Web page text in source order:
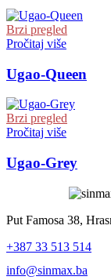
Brzi pregled
Pročitaj više
Ugao-Queen
Brzi pregled
Pročitaj više
Ugao-Grey
Put Famosa 38,
+387 33 513 514
info@sinmax.ba